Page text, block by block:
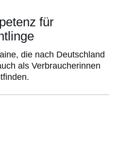
für
die nach Deutschland
als Verbraucherinnen